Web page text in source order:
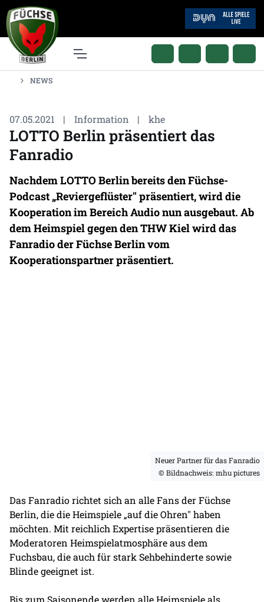
NEWS
07.05.2021 | Information | khe
LOTTO Berlin präsentiert das
Fanradio
Nachdem LOTTO Berlin bereits den Füchse-
Podcast „Reviergeflüster" präsentiert, wird die
Kooperation im Bereich Audio nun ausgebaut. Ab
dem Heimspiel gegen den THW Kiel wird das
Fanradio der Füchse Berlin vom
Kooperationspartner präsentiert.
Neuer Partner für das Fanradio
© Bildnachweis: mhu pictures
Das Fanradio richtet sich an alle Fans der Füchse
Berlin, die die Heimspiele „auf die Ohren" haben
möchten. Mit reichlich Expertise präsentieren die
Moderatoren Heimspielatmosphäre aus dem
Fuchsbau, die auch für stark Sehbehinderte sowie
Blinde geeignet ist.
Bis zum Saisonende werden alle Heimspiele als